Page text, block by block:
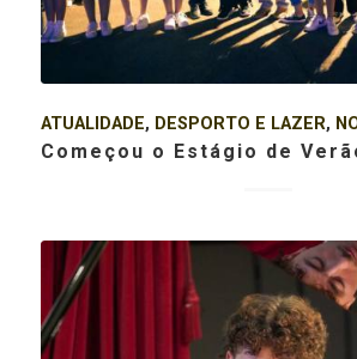
ATUALIDADE, DESPORTO E LAZER,
Começou o Estágio de